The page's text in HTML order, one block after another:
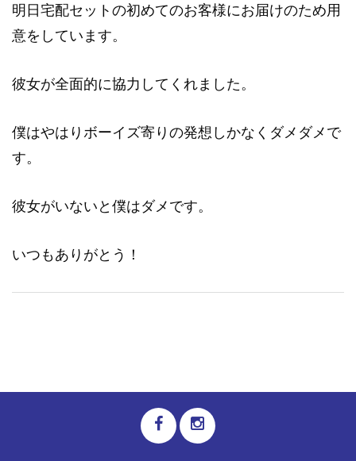
明日宅配セットの初めてのお客様にお届けのため用
意をしています。
彼女が全面的に協力してくれました。
僕はやはりボーイズ寄りの発想しかなくダメダメで
す。
彼女がいないと僕はダメです。
いつもありがとう！